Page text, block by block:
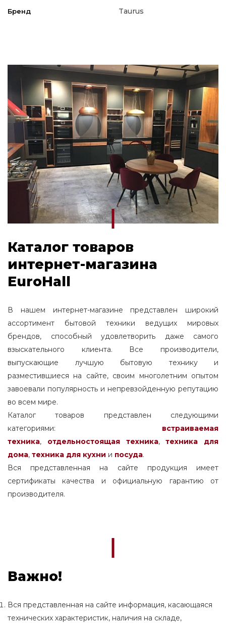
Бренд Taurus
Каталог товаров
интернет-магазина
EuroHall
В нашем интернет-магазине представлен широкий
ассортимент бытовой техники ведущих мировых
брендов, способный удовлетворить даже самого
взыскательного клиента. Все производители,
выпускающие лучшую бытовую технику и
разместившиеся на сайте, своим многолетним опытом
завоевали популярность и непревзойденную репутацию
во всем мире.
Каталог товаров представлен следующими
категориями: встраиваемая
техника, отдельностоящаятехника,
техника для
дома, техника для кухни и посуда.
Вся представленная на сайте продукция имеет
сертификаты качества и официальную гарантию от
производителя.
Важно!
Вся представленная на сайте информация, касающаяся
технических характеристик, наличия на складе,